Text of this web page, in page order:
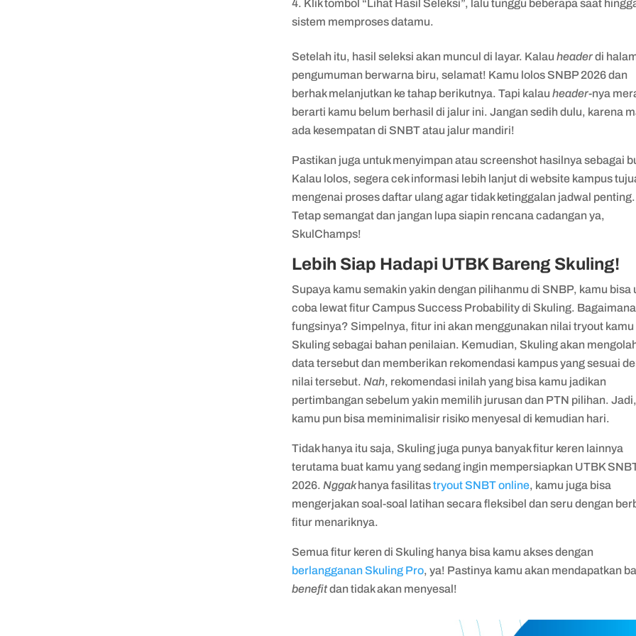
Klik tombol “Lihat Hasil Seleksi”, lalu tunggu beberapa saat
sistem memproses datamu.
Setelah itu, hasil seleksi akan muncul di layar. Kalauheaderdi
pengumuman berwarna biru, selamat! Kamu lolos SNBP 2026 dan
berhak melanjutkan ke tahap berikutnya. Tapi kalauheader-nya
berarti kamu belum berhasil di jalur ini. Jangan sedih dulu, karena
ada kesempatan di SNBT atau jalur mandiri!
Pastikan juga untuk menyimpan atau screenshot hasilnya sebagai
Kalau lolos, segera cek informasi lebih lanjut di website kampus
mengenai proses daftar ulang agar tidak ketinggalan jadwal penting.
Tetap semangat dan jangan lupa siapin rencana cadangan ya,
SkulChamps!
Lebih Siap Hadapi UTBK Bareng Skuling!
Supaya kamu semakin yakin dengan pilihanmu di SNBP, kamu bisa
coba lewat fitur Campus Success Probability di Skuling. Bagaimana
fungsinya? Simpelnya, fitur ini akan menggunakan nilai tryout kamu
Skuling sebagai bahan penilaian. Kemudian, Skuling akan
data tersebut dan memberikan rekomendasi kampus yang sesuai
nilai tersebut.Nah, rekomendasi inilah yang bisa kamu jadikan
pertimbangan sebelum yakin memilih jurusan dan PTN pilihan. Jadi,
kamu pun bisa meminimalisir risiko menyesal di kemudian hari.
Tidak hanya itu saja, Skuling juga punya banyak fitur keren lainnya
terutama buat kamu yang sedang ingin mempersiapkan UTBK
2026.Nggakhanya fasilitastryout SNBT online, kamu juga bisa
mengerjakan soal-soal latihan secara fleksibel dan seru dengan
fitur menariknya.
Semua fitur keren di Skuling hanya bisa kamu akses dengan
berlangganan Skuling Pro, ya! Pastinya kamu akan mendapatkan
benefitdan tidak akan menyesal!